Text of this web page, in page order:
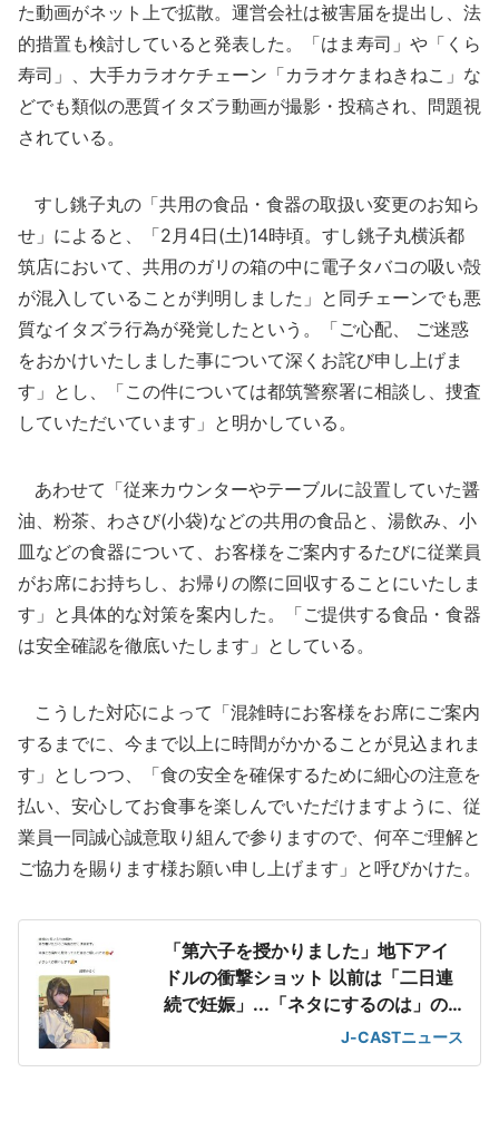
た動画がネット上で拡散。運営会社は被害届を提出し、法
的措置も検討していると発表した。「はま寿司」や「くら
寿司」、大手カラオケチェーン「カラオケまねきねこ」な
どでも類似の悪質イタズラ動画が撮影・投稿され、問題視
されている。
すし銚子丸の「共用の食品・食器の取扱い変更のお知ら
せ」によると、「2月4日(土)14時頃。すし銚子丸横浜都
筑店において、共用のガリの箱の中に電子タバコの吸い殻
が混入していることが判明しました」と同チェーンでも悪
質なイタズラ行為が発覚したという。「ご心配、 ご迷惑
をおかけいたしました事について深くお詫び申し上げま
す」とし、「この件については都筑警察署に相談し、捜査
していただいています」と明かしている。
あわせて「従来カウンターやテーブルに設置していた醤
油、粉茶、わさび(小袋)などの共用の食品と、湯飲み、小
皿などの食器について、お客様をご案内するたびに従業員
がお席にお持ちし、お帰りの際に回収することにいたしま
す」と具体的な対策を案内した。「ご提供する食品・食器
は安全確認を徹底いたします」としている。
こうした対応によって「混雑時にお客様をお席にご案内
するまでに、今まで以上に時間がかかることが見込まれま
す」としつつ、「食の安全を確保するために細心の注意を
払い、安心してお食事を楽しんでいただけますように、従
業員一同誠心誠意取り組んで参りますので、何卒ご理解と
ご協力を賜ります様お願い申し上げます」と呼びかけた。
「第六子を授かりました」地下アイ
ドルの衝撃ショット 以前は「二日連
続で妊娠」...「ネタにするのは」の
J-CASTニュース